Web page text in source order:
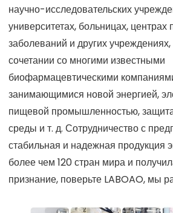
научно-исследовательских
университетах, больницах, центрах
заболеваний и других
сочетании со многими известными
биофармацевтическими
занимающимися новой энергией,
пищевой промышленностью,
среды и т. д. Сотрудничество с
стабильная и надежная продукция
более чем 120 стран мира и
признание, поверьте LABOAO, мы